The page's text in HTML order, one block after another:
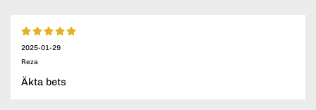
2025-01-29
Reza
Äkta bets